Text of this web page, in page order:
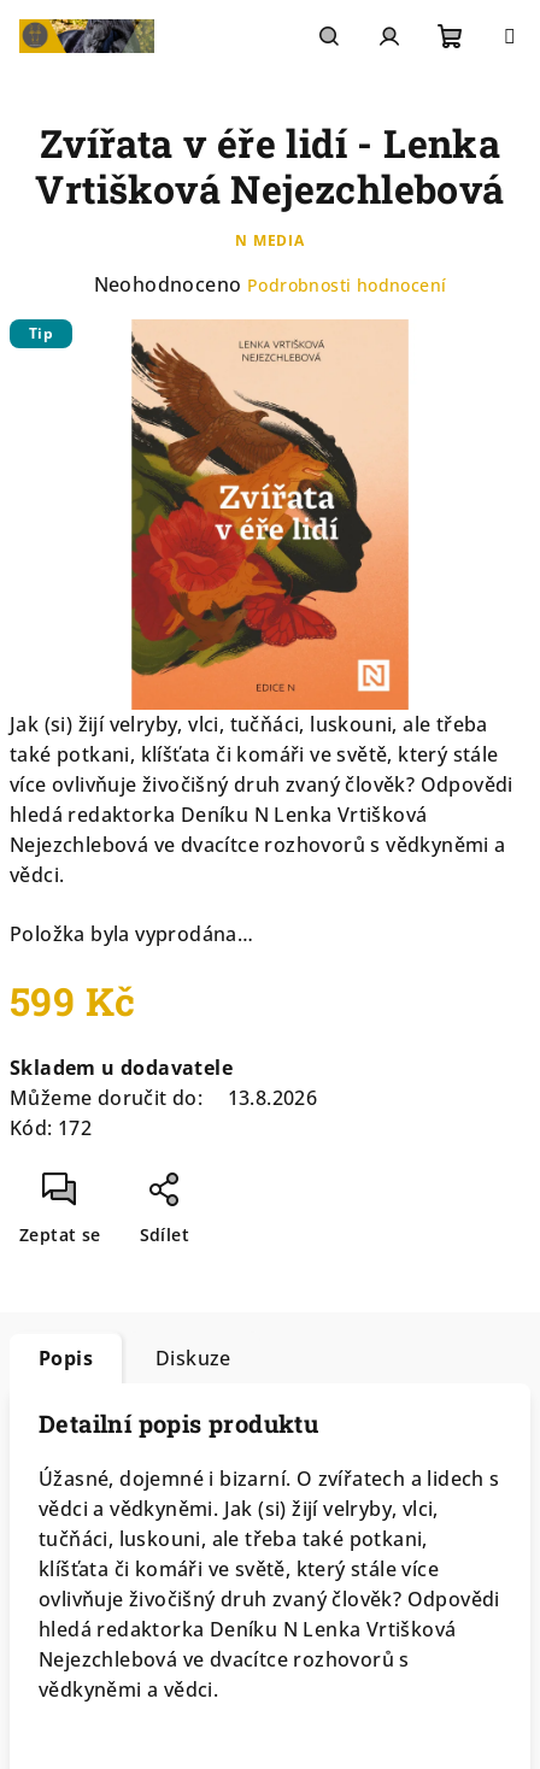
Přejít
na
košík
Jak (si) žijí velryby, vlci, tučňáci, luskouni, ale třeba
také potkani, klíšťata či komáři ve světě, který stále
více ovlivňuje živočišný druh zvaný člověk? Odpovědi
hledá redaktorka Deníku N Lenka Vrtišková
Nejezchlebová ve dvacítce rozhovorů s vědkyněmi a
vědci.
Položka byla vyprodána…
599 Kč
cena:
Skladem u dodavatele
Můžeme doručit do:
13.8.2026
Kód: 172
Zeptat se Sdílet
Zvířata v éře lidí - Lenka
Vrtišková Nejezchlebová
N MEDIA
Průměrné
hodnocení
produktu
hvězdiček.
Neohodnoceno Podrobnosti hodnocení
Tip
Popis Diskuze
Detailní popis produktu
Úžasné, dojemné i bizarní. O zvířatech a lidech s
vědci a vědkyněmi. Jak (si) žijí velryby, vlci,
tučňáci, luskouni, ale třeba také potkani,
klíšťata či komáři ve světě, který stále více
ovlivňuje živočišný druh zvaný člověk? Odpovědi
hledá redaktorka Deníku N Lenka Vrtišková
Nejezchlebová ve dvacítce rozhovorů s
vědkyněmi a vědci.